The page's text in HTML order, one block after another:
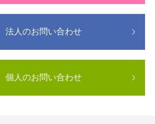
法人のお問い合わせ
個人のお問い合わせ